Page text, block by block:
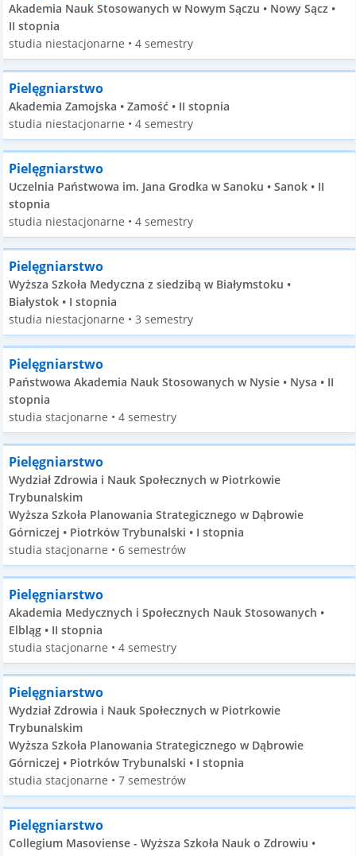
Akademia Nauk Stosowanych w Nowym Sączu • Nowy Sącz •
II stopnia
studia niestacjonarne • 4 semestry
Pielęgniarstwo
Akademia Zamojska • Zamość • II stopnia
studia niestacjonarne • 4 semestry
Pielęgniarstwo
Uczelnia Państwowa im. Jana Grodka w Sanoku • Sanok • II
stopnia
studia niestacjonarne • 4 semestry
Pielęgniarstwo
Wyższa Szkoła Medyczna z siedzibą w Białymstoku •
Białystok • I stopnia
studia niestacjonarne • 3 semestry
Pielęgniarstwo
Państwowa Akademia Nauk Stosowanych w Nysie • Nysa • II
stopnia
studia stacjonarne • 4 semestry
Pielęgniarstwo
Wydział Zdrowia i Nauk Społecznych w Piotrkowie
Trybunalskim
Wyższa Szkoła Planowania Strategicznego w Dąbrowie
Górniczej • Piotrków Trybunalski • I stopnia
studia stacjonarne • 6 semestrów
Pielęgniarstwo
Akademia Medycznych i Społecznych Nauk Stosowanych •
Elbląg • II stopnia
studia stacjonarne • 4 semestry
Pielęgniarstwo
Wydział Zdrowia i Nauk Społecznych w Piotrkowie
Trybunalskim
Wyższa Szkoła Planowania Strategicznego w Dąbrowie
Górniczej • Piotrków Trybunalski • I stopnia
studia stacjonarne • 7 semestrów
Pielęgniarstwo
Collegium Masoviense - Wyższa Szkoła Nauk o Zdrowiu •